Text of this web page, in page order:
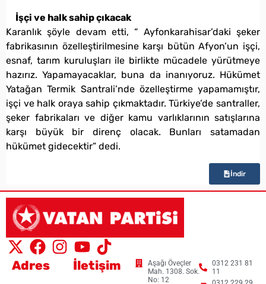
İşçi ve halk sahip çıkacak
Karanlık şöyle devam etti, “ Ayfonkarahisar’daki şeker
fabrikasının özelleştirilmesine karşı bütün Afyon’un işçi,
esnaf, tarım kuruluşları ile birlikte mücadele yürütmeye
hazırız. Yapamayacaklar, buna da inanıyoruz. Hükümet
Yatağan Termik Santrali’nde özelleştirme yapamamıştır,
işçi ve halk oraya sahip çıkmaktadır. Türkiye’de santraller,
şeker fabrikaları ve diğer kamu varlıklarının satışlarına
karşı büyük bir direnç olacak. Bunları satamadan
hükümet gidecektir” dedi.
İndir
Adres
Aşağı Öveçler
Mah. 1308. Sok.
No: 12
İletişim
0312 231 81
11